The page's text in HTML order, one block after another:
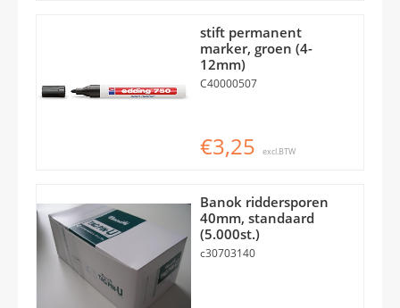
stift permanent
marker, groen (4-
12mm)
C40000507
€3,25 excl.BTW
Banok riddersporen
40mm, standaard
(5.000st.)
c30703140